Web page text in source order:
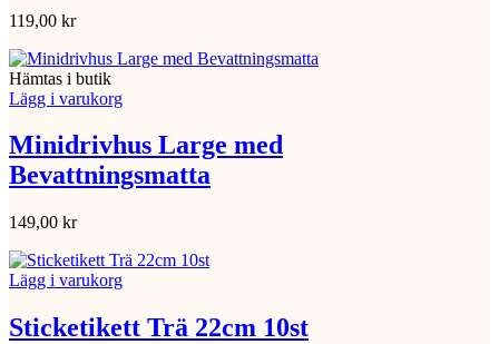
119,00 kr
Hämtas i butik
Lägg i varukorg
Minidrivhus Large med
Bevattningsmatta
149,00 kr
Lägg i varukorg
Sticketikett Trä 22cm 10st